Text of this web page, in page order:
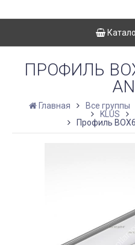
ПРОФИЛЬ
Главная Все группы
KLUS
Профиль